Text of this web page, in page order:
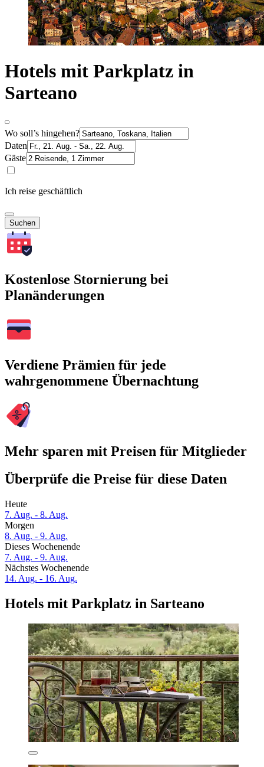
Hotels mit Parkplatz in
Sarteano
Wo soll’s hingehen?
Daten
Gäste
Ich reise geschäftlich
Suchen
Kostenlose Stornierung bei
Planänderungen
Verdiene Prämien für jede
wahrgenommene Übernachtung
Mehr sparen mit Preisen für Mitglieder
Überprüfe die Preise für diese Daten
Heute
7. Aug. - 8. Aug.
Morgen
8. Aug. - 9. Aug.
Dieses Wochenende
7. Aug. - 9. Aug.
Nächstes Wochenende
14. Aug. - 16. Aug.
Hotels mit Parkplatz in Sarteano